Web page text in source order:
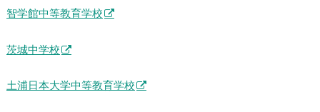
智学館中等教育学校
茨城中学校
土浦日本大学中等教育学校